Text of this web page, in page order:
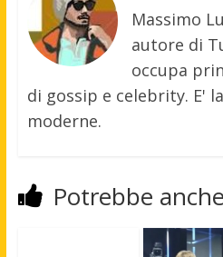
Massimo
autore di
occupa
di gossip e celebrity. E'
moderne.
Potrebbe